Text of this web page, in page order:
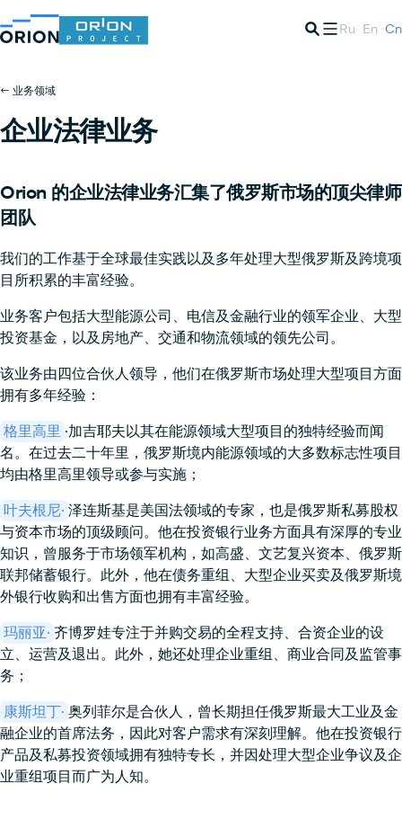
Ru En Cn
← 业务领域
企业法律业务
Orion 的企业法律业务汇集了俄罗斯市场的顶尖律师
团队
我们的工作基于全球最佳实践以及多年处理大型俄罗斯及跨境项
目所积累的丰富经验。
业务客户包括大型能源公司、电信及金融行业的领军企业、大型
投资基金，以及房地产、交通和物流领域的领先公司。
该业务由四位合伙人领导，他们在俄罗斯市场处理大型项目方面
拥有多年经验：
格里高里 ·加吉耶夫以其在能源领域大型项目的独特经验而闻
名。在过去二十年里，俄罗斯境内能源领域的大多数标志性项目
均由格里高里领导或参与实施；
叶夫根尼· 泽连斯基是美国法领域的专家，也是俄罗斯私募股权
与资本市场的顶级顾问。他在投资银行业务方面具有深厚的专业
知识，曾服务于市场领军机构，如高盛、文艺复兴资本、俄罗斯
联邦储蓄银行。此外，他在债务重组、大型企业买卖及俄罗斯境
外银行收购和出售方面也拥有丰富经验。
玛丽亚· 齐博罗娃专注于并购交易的全程支持、合资企业的设
立、运营及退出。此外，她还处理企业重组、商业合同及监管事
务；
康斯坦丁· 奥列菲尔是合伙人，曾长期担任俄罗斯最大工业及金
融企业的首席法务，因此对客户需求有深刻理解。他在投资银行
产品及私募投资领域拥有独特专长，并因处理大型企业争议及企
业重组项目而广为人知。